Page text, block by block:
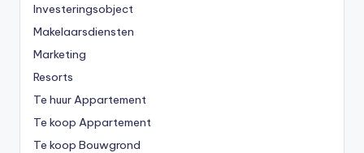
Investeringsobject
Makelaarsdiensten
Marketing
Resorts
Te huur Appartement
Te koop Appartement
Te koop Bouwgrond